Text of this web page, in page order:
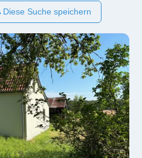
Diese Suche speichern